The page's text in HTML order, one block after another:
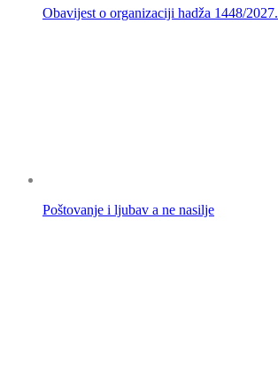
Obavijest o organizaciji hadža 1448/2027.
Poštovanje i ljubav a ne nasilje